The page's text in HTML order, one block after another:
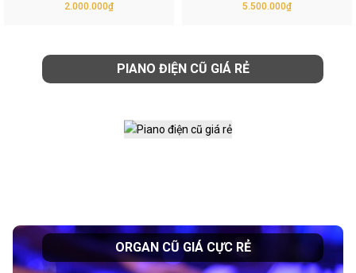
2.000.000₫ 5.500.000₫
PIANO ĐIỆN CŨ GIÁ RẺ
ORGAN CŨ GIÁ CỰC RẺ